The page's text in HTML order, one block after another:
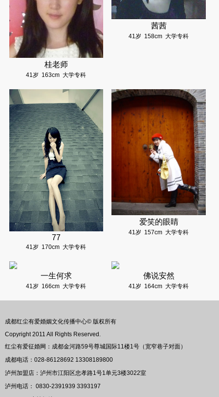
桂老师
41岁 163cm 大学专科
茜茜
41岁 158cm 大学专科
77
41岁 170cm 大学专科
爱笑的眼睛
41岁 157cm 大学专科
一生何求
41岁 166cm 大学专科
佛说安然
41岁 164cm 大学专科
成都红尘有爱婚姻文化传播中心© 版权所有
Copyright 2011 All Rights Reserved.
红尘有爱征婚网：成都金河路59号尊城国际11楼1号（宽窄巷子对面）
成都电话：028-86128692 13308189800
泸州加盟店：泸州市江阳区忠孝路1号1单元3楼3022室
泸州电话： 0830-2391939 3393197